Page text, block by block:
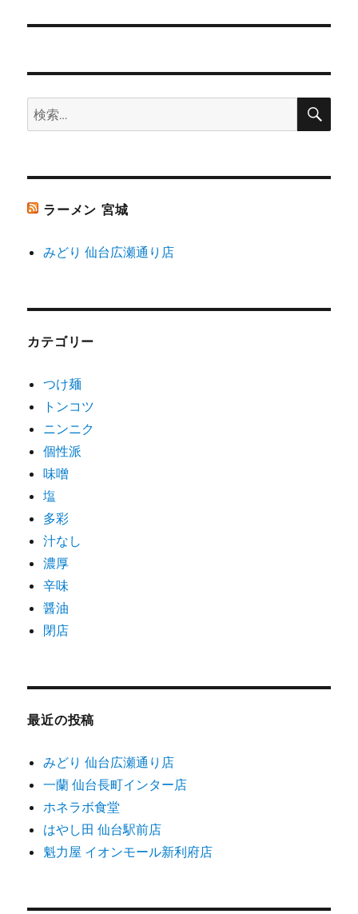
ー
ン
投
検
索:
検
ラーメン 宮城
みどり 仙台広瀬通り店
カテゴリー
つけ麺
トンコツ
ニンニク
個性派
味噌
塩
多彩
汁なし
濃厚
辛味
醤油
閉店
最近の投稿
みどり 仙台広瀬通り店
一蘭 仙台長町インター店
ホネラボ食堂
はやし田 仙台駅前店
魁力屋 イオンモール新利府店